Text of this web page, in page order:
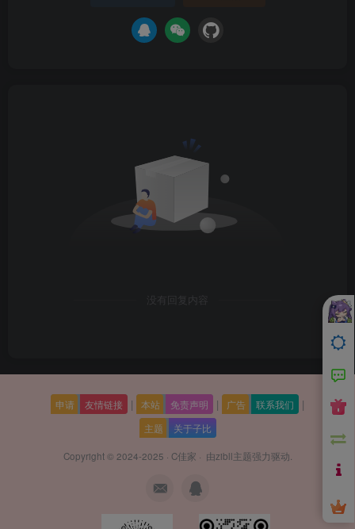
没有回复内容
申请 友情链接 | 本站 免责声明 | 广告 联系我们 |
主题 关于子比
Copyright © 2024-2025 · C佳家 · 由zibll主题强力驱动.